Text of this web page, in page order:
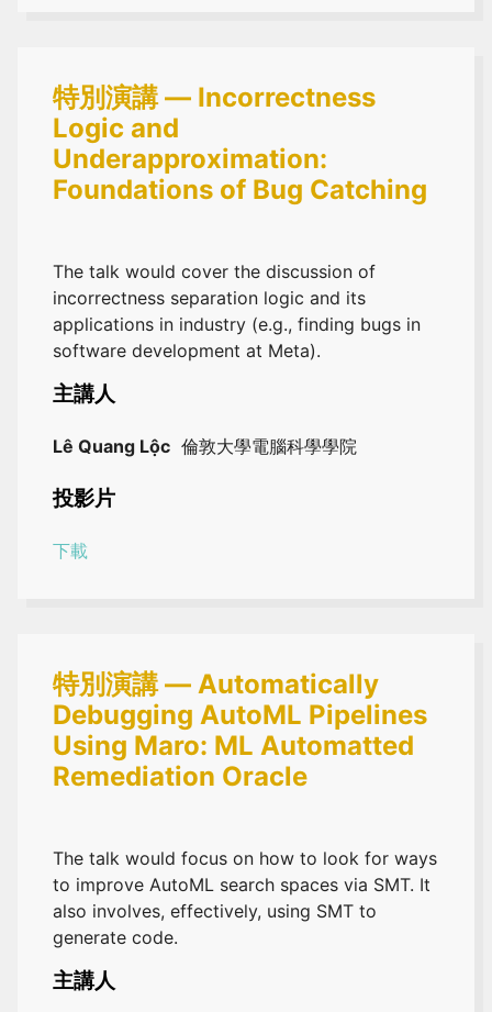
特別演講 — Incorrectness
Logic and
Underapproximation:
Foundations of Bug Catching
The talk would cover the discussion of
incorrectness separation logic and its
applications in industry (e.g., finding bugs in
software development at Meta).
主講人
Lê Quang Lộc 倫敦大學電腦科學學院
投影片
下載
特別演講 — Automatically
Debugging AutoML Pipelines
Using Maro: ML Automatted
Remediation Oracle
The talk would focus on how to look for ways
to improve AutoML search spaces via SMT. It
also involves, effectively, using SMT to
generate code.
主講人